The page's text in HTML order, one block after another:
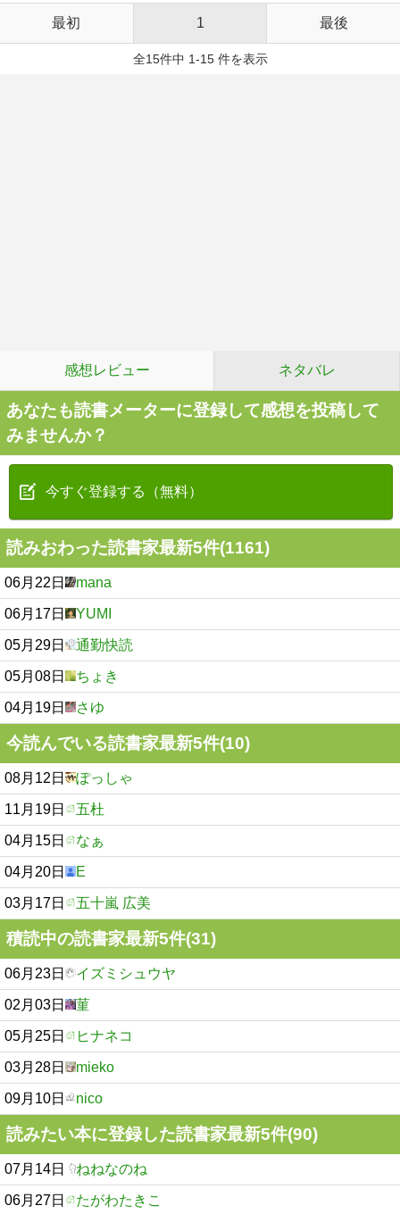
最初 1 最後
全15件中 1-15 件を表示
感想レビュー ネタバレ
あなたも読書メーターに登録して感想を投稿して
みませんか？
今すぐ登録する（無料）
読みおわった読書家最新5件(1161)
06月22日 mana
06月17日 YUMI
05月29日 通勤快読
05月08日 ちょき
04月19日 さゆ
今読んでいる読書家最新5件(10)
08月12日 ぽっしゃ
11月19日 五杜
04月15日 なぁ
04月20日 E
03月17日 五十嵐 広美
積読中の読書家最新5件(31)
06月23日 イズミシュウヤ
02月03日 菫
05月25日 ヒナネコ
03月28日 mieko
09月10日 nico
読みたい本に登録した読書家最新5件(90)
07月14日 ねねなのね
06月27日 たがわたきこ